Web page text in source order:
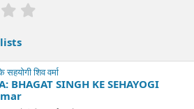
शिव वर्मा
BHAGAT SINGH KE SEHAYOGI